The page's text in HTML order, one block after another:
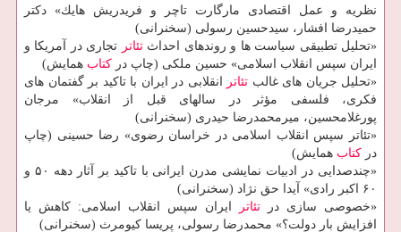
نظریه و عمل اقتصادی مارگارت تاچر و فریدریش هایك» دكتر
حمیدرضا افشار، سیدحسین رسولی (سخنرانی)
«تحلیل تطبیقی سیاست ها و روندهای احداثتئاتر تجاری در آمریكا و
ایران سپس انقلاب اسلامی» حسین ملكی (چاپ در كتاب همایش)
«تحلیل جریان های غالب تئاتر انقلابی در ایران با تاكید بر گفتمان های
فكری، فلسفی مؤثر در سالهای قبل از انقلاب» مرجان
پورغلامحسین، میرمحمدرضا حیدری (سخنرانی)
«تئاتر سپس انقلاب اسلامی در خراسان رضوی» رضا حسینی (چاپ
در كتاب همایش)
«چندصدایی در ادبیات نمایشی مدرن ایرانی با تاكید بر آثار دهه ۵۰ و
۶۰ اكبر رادی» آیدا حق نژاد (سخنرانی)
«خصوصی سازی در تئاتر
ایران سپس انقلاب اسلامی: كاهش یا
افزایش بار دولت؟» محمدرضا رسولی، پریسا كیومرث (سخنرانی)